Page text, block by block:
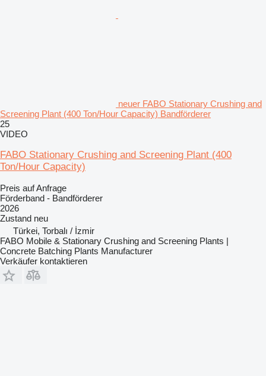
neuer FABO Stationary Crushing and
Screening Plant (400 Ton/Hour Capacity) Bandförderer
25
VIDEO
FABO Stationary Crushing and Screening Plant (400
Ton/Hour Capacity)
Preis auf Anfrage
Förderband - Bandförderer
2026
Zustand neu
Türkei, Torbalı / İzmir
FABO Mobile & Stationary Crushing and Screening Plants |
Concrete Batching Plants Manufacturer
Verkäufer kontaktieren